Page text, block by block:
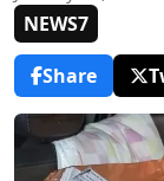
NEWS7
Share